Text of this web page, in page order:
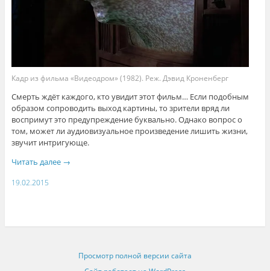
Кадр из фильма «Видеодром» (1982). Реж. Дэвид Кроненберг
Смерть ждёт каждого, кто увидит этот фильм… Если подобным
образом сопроводить выход картины, то зрители вряд ли
воспримут это предупреждение буквально. Однако вопрос о
том, может ли аудиовизуальное произведение лишить жизни,
звучит интригующе.
Читать далее →
19.02.2015
Просмотр полной версии сайта